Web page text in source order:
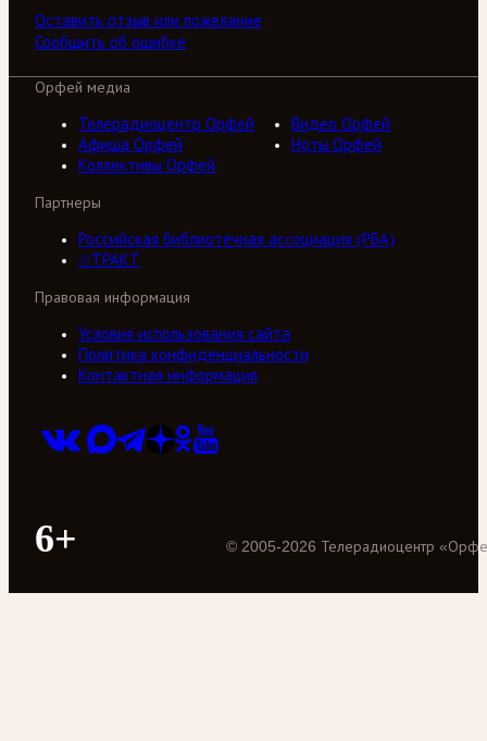
Оставить отзыв или пожелание
Сообщить об ошибке
Орфей медиа
Телерадиоцентр Орфей
Видео Орфей
Афиша Орфей
Ноты Орфей
Коллективы Орфей
Партнеры
Российская библиотечная ассоциация (РБА)
///ТРАКТ
Правовая информация
Условия использования сайта
Политика конфиденциальности
Контактная информация
6+ © 2005-2026 Телерадиоцентр